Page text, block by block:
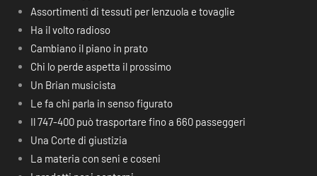
Assortimenti di tessuti per lenzuola e tovaglie
Ha il volto radioso
Cambiano il piano in prato
Chi lo perde aspetta il prossimo
Un Brian musicista
Le fa chi parla in senso figurato
Il 747-400 può trasportare fino a 660 passeggeri
Una Corte di giustizia
La materia con seni e coseni